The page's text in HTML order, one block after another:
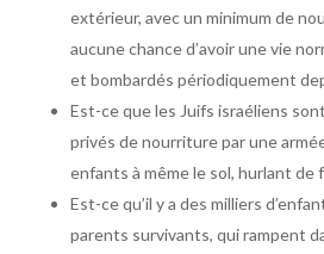
extérieur, avec un minimum de
aucune chance d’avoir une vie
et bombardés périodiquement
Est-ce que les Juifs israéliens
privés de nourriture par une
enfants à même le sol, hurlant de
Est-ce qu’il y a des milliers
parents survivants, qui rampent